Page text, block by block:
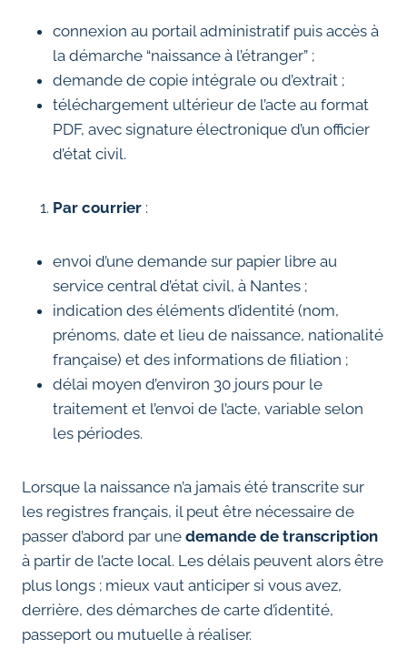
connexion au portail administratif puis accès à
la démarche “naissance à l’étranger” ;
demande de copie intégrale ou d’extrait ;
téléchargement ultérieur de l’acte au format
PDF, avec signature électronique d’un officier
d’état civil.
Par courrier :
envoi d’une demande sur papier libre au
service central d’état civil, à Nantes ;
indication des éléments d’identité (nom,
prénoms, date et lieu de naissance, nationalité
française) et des informations de filiation ;
délai moyen d’environ 30 jours pour le
traitement et l’envoi de l’acte, variable selon
les périodes.
Lorsque la naissance n’a jamais été transcrite sur
les registres français, il peut être nécessaire de
passer d’abord par une demande de transcription
à partir de l’acte local. Les délais peuvent alors être
plus longs ; mieux vaut anticiper si vous avez,
derrière, des démarches de carte d’identité,
passeport ou mutuelle à réaliser.